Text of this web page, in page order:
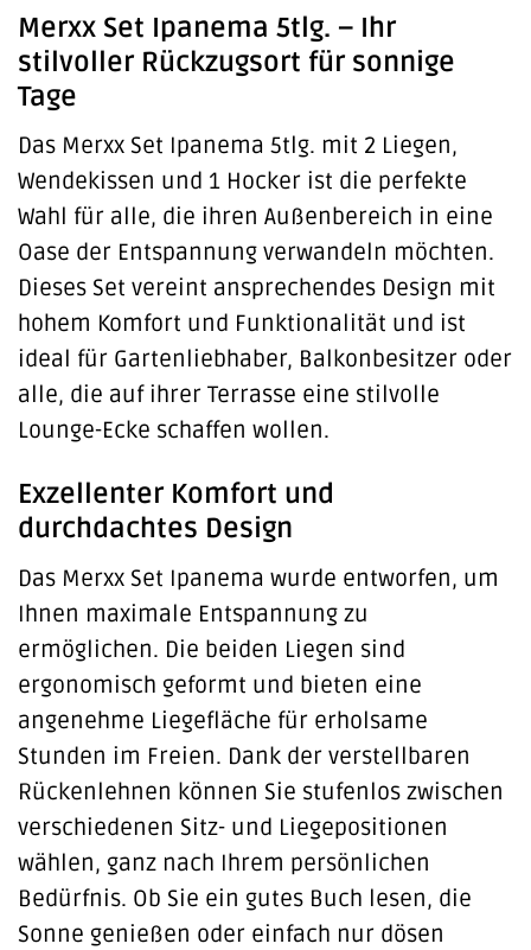
Merxx Set Ipanema 5tlg. – Ihr
stilvoller Rückzugsort für sonnige
Tage
Das Merxx Set Ipanema 5tlg. mit 2 Liegen,
Wendekissen und 1 Hocker ist die perfekte
Wahl für alle, die ihren Außenbereich in eine
Oase der Entspannung verwandeln möchten.
Dieses Set vereint ansprechendes Design mit
hohem Komfort und Funktionalität und ist
ideal für Gartenliebhaber, Balkonbesitzer oder
alle, die auf ihrer Terrasse eine stilvolle
Lounge-Ecke schaffen wollen.
Exzellenter Komfort und
durchdachtes Design
Das Merxx Set Ipanema wurde entworfen, um
Ihnen maximale Entspannung zu
ermöglichen. Die beiden Liegen sind
ergonomisch geformt und bieten eine
angenehme Liegefläche für erholsame
Stunden im Freien. Dank der verstellbaren
Rückenlehnen können Sie stufenlos zwischen
verschiedenen Sitz- und Liegepositionen
wählen, ganz nach Ihrem persönlichen
Bedürfnis. Ob Sie ein gutes Buch lesen, die
Sonne genießen oder einfach nur dösen